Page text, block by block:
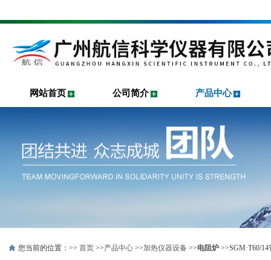
网站首页 公司简介 产品中心
您当前的位置：>> 首页 >>产品中心 >>加热仪器设备 >>电阻炉 >>SGM·T60/